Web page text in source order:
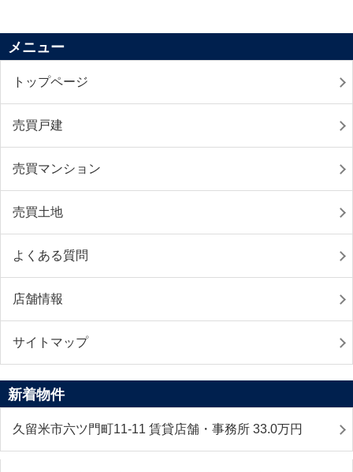
メニュー
トップページ
売買戸建
売買マンション
売買土地
よくある質問
店舗情報
サイトマップ
新着物件
久留米市六ツ門町11-11 賃貸店舗・事務所 33.0万円